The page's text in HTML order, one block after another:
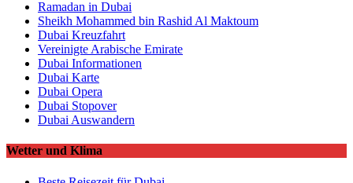
Ramadan in Dubai
Sheikh Mohammed bin Rashid Al Maktoum
Dubai Kreuzfahrt
Vereinigte Arabische Emirate
Dubai Informationen
Dubai Karte
Dubai Opera
Dubai Stopover
Dubai Auswandern
Wetter und Klima